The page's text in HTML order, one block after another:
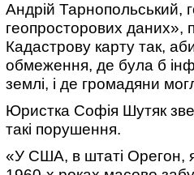
Андрій Тарнопольський,
геопросторових даних»,
Кадастрову карту так,
обмеження, де була б
землі, і де громадяни
Юристка Софія Шутяк
такі порушення.
«У США, в штаті Орегон,